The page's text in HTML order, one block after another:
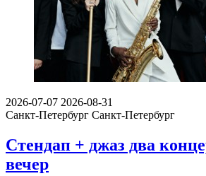
2026-07-07 2026-08-31
Санкт-Петербург Санкт-Петербург
Стендап + джаз два
вечер